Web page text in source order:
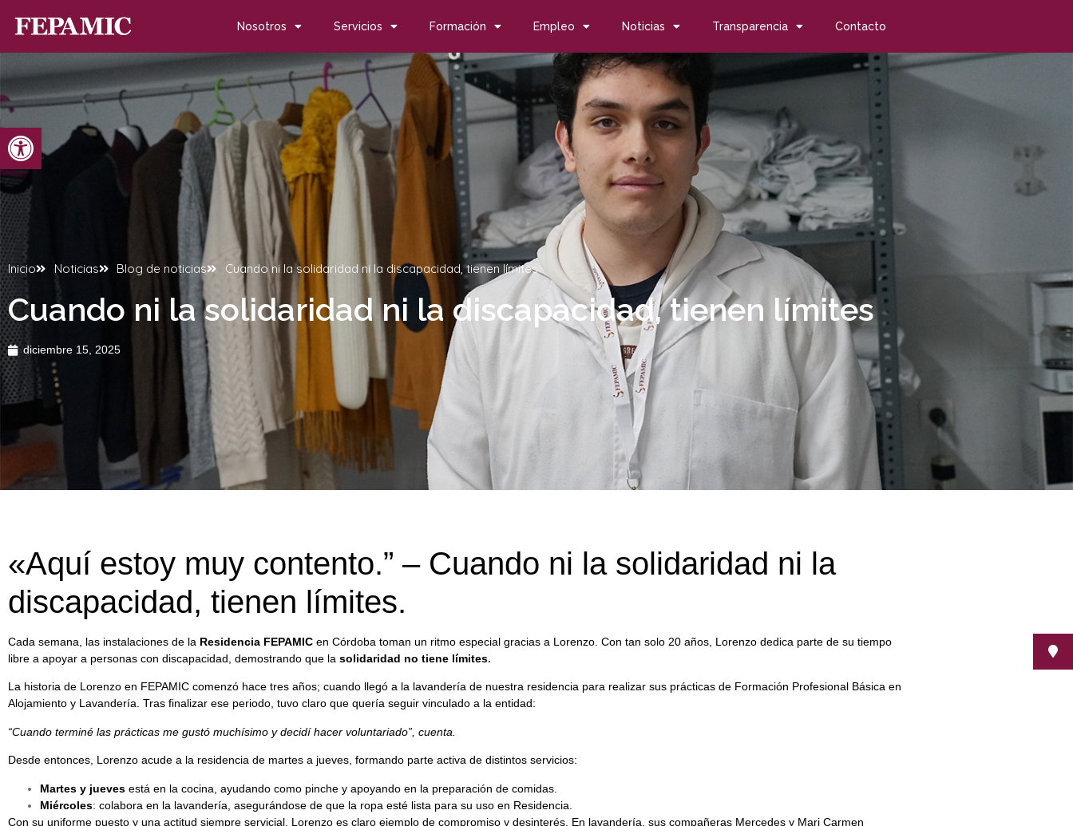
Abrir barra de herramientas
Nosotros Servicios Formación Empleo Noticias Transparencia Contacto
Inicio Noticias Blog de noticias Cuando ni la solidaridad ni la discapacidad, tienen límites
Cuando ni la solidaridad ni la discapacidad, tienen límites
diciembre 15, 2025
«Aquí estoy muy contento.” – Cuando ni la solidaridad ni la
discapacidad, tienen límites.
Cada semana, las instalaciones de la Residencia FEPAMIC en Córdoba toman un ritmo especial gracias a Lorenzo. Con tan solo 20 años, Lorenzo dedica parte de su tiempo
libre a apoyar a personas con discapacidad, demostrando que la solidaridad no tiene límites.
La historia de Lorenzo en FEPAMIC comenzó hace tres años; cuando llegó a la lavandería de nuestra residencia para realizar sus prácticas de Formación Profesional Básica en
Alojamiento y Lavandería. Tras finalizar ese periodo, tuvo claro que quería seguir vinculado a la entidad:
“Cuando terminé las prácticas me gustó muchísimo y decidí hacer voluntariado”, cuenta.
Desde entonces, Lorenzo acude a la residencia de martes a jueves, formando parte activa de distintos servicios:
Martes y jueves está en la cocina, ayudando como pinche y apoyando en la preparación de comidas.
Miércoles: colabora en la lavandería, asegurándose de que la ropa esté lista para su uso en Residencia.
Con su uniforme puesto y una actitud siempre servicial, Lorenzo es claro ejemplo de compromiso y desinterés. En lavandería, sus compañeras Mercedes y Mari Carmen